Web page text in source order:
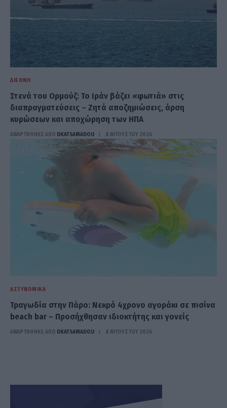
ΔΙΕΘΝΉ
Στενά του Ορμούζ: Το Ιράν βάζει «φωτιά» στις
διαπραγματεύσεις – Ζητά αποζημιώσεις, άρση
κυρώσεων και αποχώρηση των ΗΠΑ
ΑΝΑΡΤΗΘΗΚΕ ΑΠΟ DKATSAMADOU 8 ΑΥΓΟΎΣΤΟΥ 2026
ΑΣΤΥΝΟΜΙΚΆ
Τραγωδία στην Πάρο: Νεκρό 4χρονο αγοράκι σε πισίνα
beach bar – Προσήχθησαν ιδιοκτήτης και γονείς
ΑΝΑΡΤΗΘΗΚΕ ΑΠΟ DKATSAMADOU 8 ΑΥΓΟΎΣΤΟΥ 2026